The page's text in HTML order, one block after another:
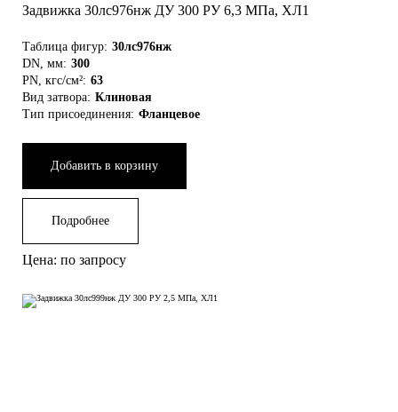
Задвижка 30лс976нж ДУ 300 РУ 6,3 МПа, ХЛ1
Таблица фигур: 30лс976нж
DN, мм: 300
PN, кгс/см²: 63
Вид затвора: Клиновая
Тип присоединения: Фланцевое
Добавить в корзину
Подробнее
Цена: по запросу